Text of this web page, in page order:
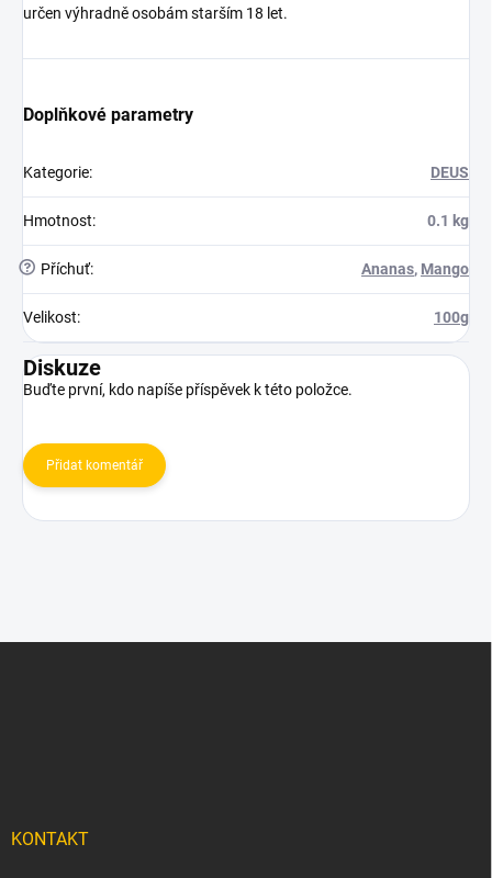
určen výhradně osobám starším 18 let.
Doplňkové parametry
Kategorie: DEUS
Hmotnost: 0.1 kg
? Příchuť: Ananas, Mango
Velikost: 100g
Diskuze
Buďte první, kdo napíše příspěvek k této položce.
Přidat komentář
KONTAKT